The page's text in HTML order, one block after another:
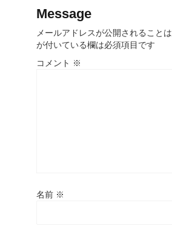
Message
メールアドレスが公開されることは
が付いている欄は必須項目です
コメント ※
名前 ※